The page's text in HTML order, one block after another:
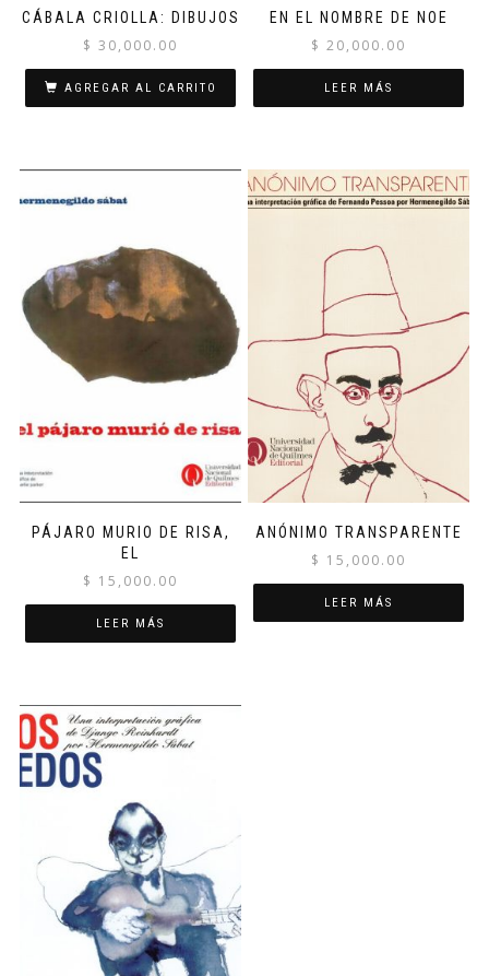
CÁBALA CRIOLLA: DIBUJOS
$ 30,000.00
AGREGAR AL CARRITO
EN EL NOMBRE DE NOE
$ 20,000.00
LEER MÁS
PÁJARO MURIO DE RISA,
EL
$ 15,000.00
LEER MÁS
ANÓNIMO TRANSPARENTE
$ 15,000.00
LEER MÁS